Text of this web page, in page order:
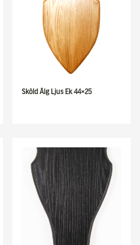
Sköld Älg Ljus Ek 44×25